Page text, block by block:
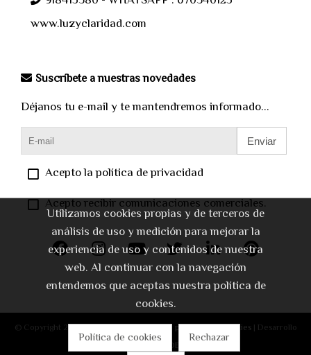
www.luzyclaridad.com
Suscríbete a nuestras novedades
Déjanos tu e-mail y te mantendremos informado...
Enviar
Acepto la política de privacidad
Acepto recibir comunicaciones comerciales.
© Copyright 2026 |Aviso legal|Política de privacidad|Cookies| Desarrollo
Software DELSOL
Utilizamos cookies propias y de terceros de
análisis de uso y medición para mejorar la
experiencia de uso y contenidos de nuestra
web. Al continuar con la navegación
entendemos que aceptas nuestra política de
cookies.
Política de cookies Rechazar